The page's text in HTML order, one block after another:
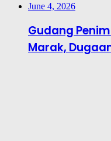
June 4, 2026
Gudang
Marak,